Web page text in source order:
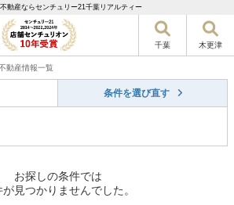
動産ならセンチュリー21千葉リアルティー
千葉 木更津
動産情報一覧
条件を選び直す
お探しの条件では
見つかりませんでした。